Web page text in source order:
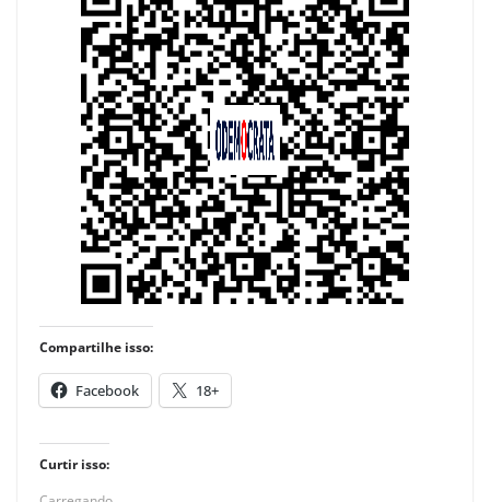
Compartilhe isso:
Facebook 18+
Curtir isso: